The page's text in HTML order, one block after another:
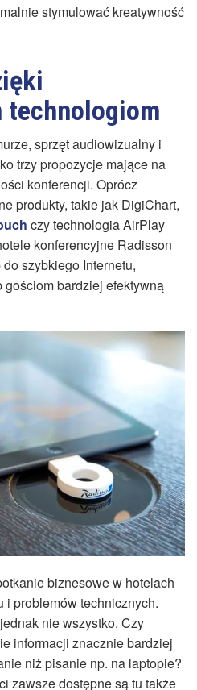
stymulować kreatywność
technologiom
sprzęt audiowizualny i
trzy propozycje mające na
konferencji. Oprócz
produkty, takie jak DigiChart,
czy technologia AirPlay
konferencyjne Radisson
szybkiego Internetu,
bardziej efektywną
biznesowe w hotelach
i problemów technicznych.
nie wszystko. Czy
informacji znacznie bardziej
niż pisanie np. na laptopie?
zawsze dostępne są tu także